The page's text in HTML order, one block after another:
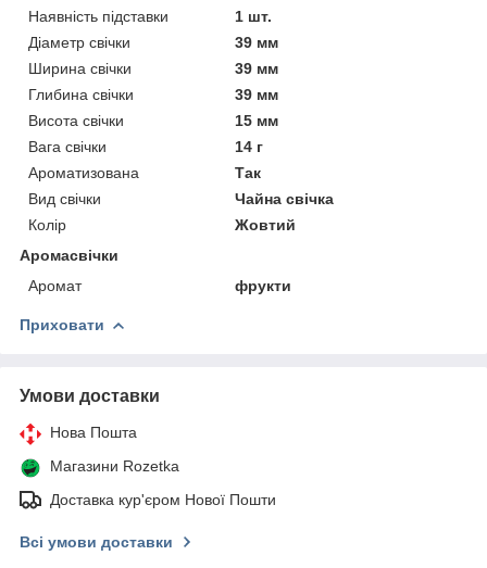
Наявність підставки
1 шт.
Діаметр свічки
39 мм
Ширина свічки
39 мм
Глибина свічки
39 мм
Висота свічки
15 мм
Вага свічки
14 г
Ароматизована
Так
Вид свічки
Чайна свічка
Колір
Жовтий
Аромасвічки
Аромат
фрукти
Приховати
Умови доставки
Нова Пошта
Магазини Rozetka
Доставка кур'єром Нової Пошти
Всі умови доставки